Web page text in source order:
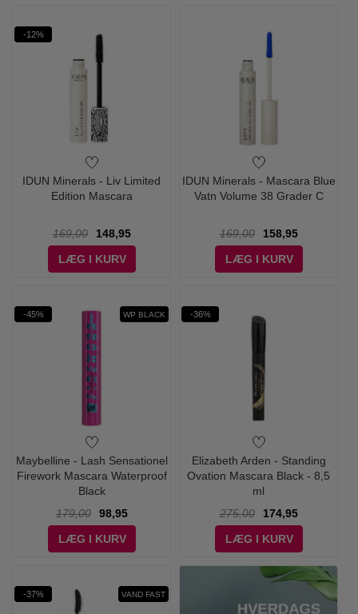
-12%
IDUN Minerals - Liv Limited
Edition Mascara
169,00
148,95
LÆG I KURV
IDUN Minerals - Mascara Blue
Vatn Volume 38 Grader C
169,00
158,95
LÆG I KURV
-45% WP BLACK
Maybelline - Lash Sensationel
Firework Mascara Waterproof
Black
179,00
98,95
LÆG I KURV
-36%
Elizabeth Arden - Standing
Ovation Mascara Black - 8,5
ml
275,00
174,95
LÆG I KURV
-37% VAND FAST